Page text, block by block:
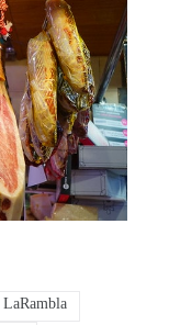
LaRambla